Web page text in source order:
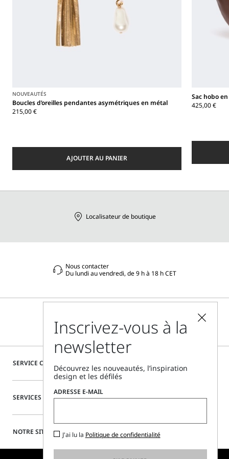
NOUVEAUTÉS
Boucles d’oreilles pendantes asymétriques en métal
215,00 €
AJOUTER AU PANIER
Sac hobo
425,00 €
SERVICE CLIENTÈLE
SERVICES SPÉCIAUX
NOTRE SITE
Localisateur de boutique
Nous contacter
Du lundi au vendredi, de 9 h à 18 h CET
Inscrivez-vous à la
newsletter
Découvrez les nouveautés, l’inspiration
design et les défilés
ADRESSE E-MAIL
J'ai lu la Politique de confidentialité